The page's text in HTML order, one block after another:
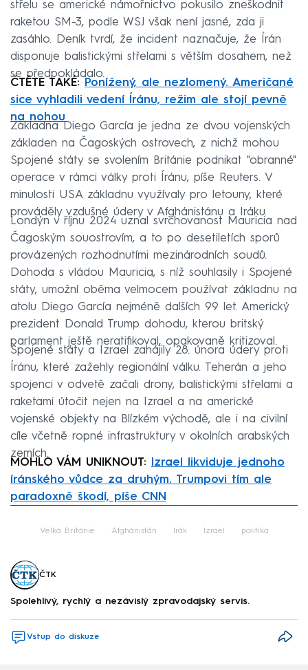
střelu se americké námořnictvo pokusilo zneškodnit
raketou SM-3, podle WSJ však není jasné, zda ji
zasáhlo. Deník tvrdí, že incident naznačuje, že Írán
disponuje balistickými střelami s větším dosahem, než
se předpokládalo.
ČTĚTE TAKÉ:
Ponížený, ale nezlomený. Američané
sice vyhladili vedení Íránu, režim ale stojí pevně
na nohou
Základna Diego García je jedna ze dvou vojenských
základen na Čagoských ostrovech, z nichž mohou
Spojené státy se svolením Británie podnikat "obranné"
operace v rámci války proti Íránu, píše Reuters. V
minulosti USA základnu využívaly pro letouny, které
prováděly vzdušné údery v Afghánistánu a Iráku.
Londýn v říjnu 2024 uznal svrchovanost Mauricia nad
Čagoským souostrovím, a to po desetiletích sporů
provázených rozhodnutími mezinárodních soudů.
Dohoda s vládou Mauricia, s níž souhlasily i Spojené
státy, umožní oběma velmocem používat základnu na
atolu Diego García nejméně dalších 99 let. Americký
prezident Donald Trump dohodu, kterou britský
parlament ještě neratifikoval, opakovaně kritizoval.
Spojené státy a Izrael zahájily 28. února údery proti
Íránu, které zažehly regionální válku. Teherán a jeho
spojenci v odvetě začali drony, balistickými střelami a
raketami útočit nejen na Izrael a na americké
vojenské objekty na Blízkém východě, ale i na civilní
cíle včetně ropné infrastruktury v okolních arabských
zemích.
MOHLO VÁM UNIKNOUT:
Izrael likviduje jednoho
íránského vůdce za druhým. Trumpovi tím ale
paradoxně škodí, píše CNN
Velká Británie Afghánistán Irák Izrael politika
ČTK
Spolehlivý, rychlý a nezávislý zpravodajský servis.
Vstup do diskuze